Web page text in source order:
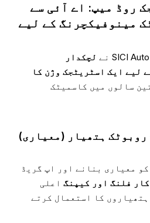
روڈ میپ: اے آئی سے
مینوفیکچرنگ کے لیے
لچکدار
لیے ایک اسٹریٹجک وژن کا
سالوں میں کاسمیٹک
معیاری بنانے اور اپ گریڈ
فلنگ اور کیپنگ اعلی
کا استعمال کرتے